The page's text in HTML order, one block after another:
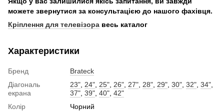
можете звернутися за консультацією до нашого фахівця.
Кріплення для телевізора весь каталог
Характеристики
Бренд
Brateck
Діагональ
екрана
23" 24" 25" 26" 27" 28" 29" 30" 32" 34"
37" 39" 40" 42"
Колір
Чорний